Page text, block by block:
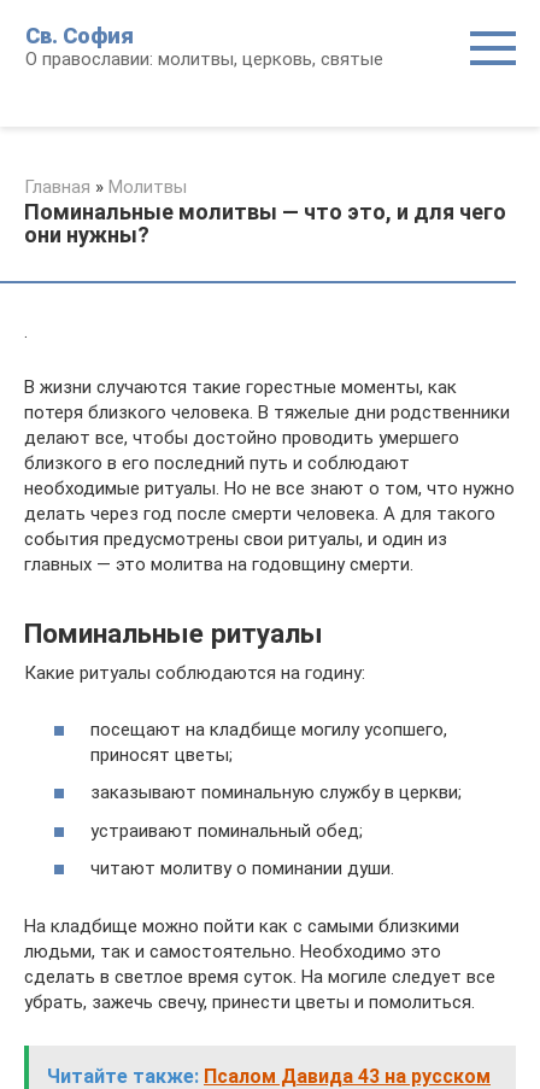
контенту
Св. София
О православии: молитвы, церковь, святые
Главная » Молитвы
Поминальные молитвы — что это, и для чего
они нужны?
.
В жизни случаются такие горестные моменты, как
потеря близкого человека. В тяжелые дни родственники
делают все, чтобы достойно проводить умершего
близкого в его последний путь и соблюдают
необходимые ритуалы. Но не все знают о том, что нужно
делать через год после смерти человека. А для такого
события предусмотрены свои ритуалы, и один из
главных — это молитва на годовщину смерти.
Поминальные ритуалы
Какие ритуалы соблюдаются на годину:
посещают на кладбище могилу усопшего,
приносят цветы;
заказывают поминальную службу в церкви;
устраивают поминальный обед;
читают молитву о поминании души.
На кладбище можно пойти как с самыми близкими
людьми, так и самостоятельно. Необходимо это
сделать в светлое время суток. На могиле следует все
убрать, зажечь свечу, принести цветы и помолиться.
Читайте также: Псалом Давида 43 на русском